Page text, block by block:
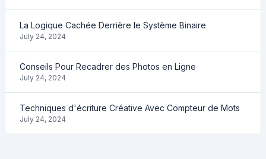
La Logique Cachée Derrière le Système Binaire
July 24, 2024
Conseils Pour Recadrer des Photos en Ligne
July 24, 2024
Techniques d'écriture Créative Avec Compteur de Mots
July 24, 2024